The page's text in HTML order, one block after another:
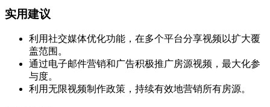
实用建议
利用社交媒体优化功能，在多个平台分享视频以扩大覆
盖范围。
通过电子邮件营销和广告积极推广房源视频，最大化参
与度。
利用无限视频制作政策，持续有效地营销所有房源。